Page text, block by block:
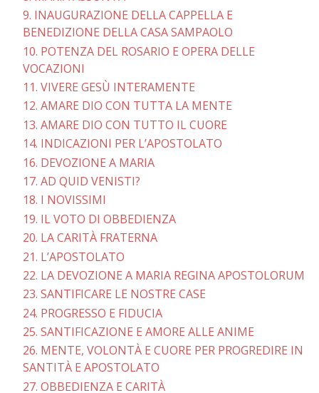
9. INAUGURAZIONE DELLA CAPPELLA E
BENEDIZIONE DELLA CASA SAMPAOLO
10. POTENZA DEL ROSARIO E OPERA DELLE
VOCAZIONI
11. VIVERE GESÙ INTERAMENTE
12. AMARE DIO CON TUTTA LA MENTE
13. AMARE DIO CON TUTTO IL CUORE
14. INDICAZIONI PER L’APOSTOLATO
16. DEVOZIONE A MARIA
17. AD QUID VENISTI?
18. I NOVISSIMI
19. IL VOTO DI OBBEDIENZA
20. LA CARITÀ FRATERNA
21. L’APOSTOLATO
22. LA DEVOZIONE A MARIA REGINA APOSTOLORUM
23. SANTIFICARE LE NOSTRE CASE
24. PROGRESSO E FIDUCIA
25. SANTIFICAZIONE E AMORE ALLE ANIME
26. MENTE, VOLONTÀ E CUORE PER PROGREDIRE IN
SANTITÀ E APOSTOLATO
27. OBBEDIENZA E CARITÀ